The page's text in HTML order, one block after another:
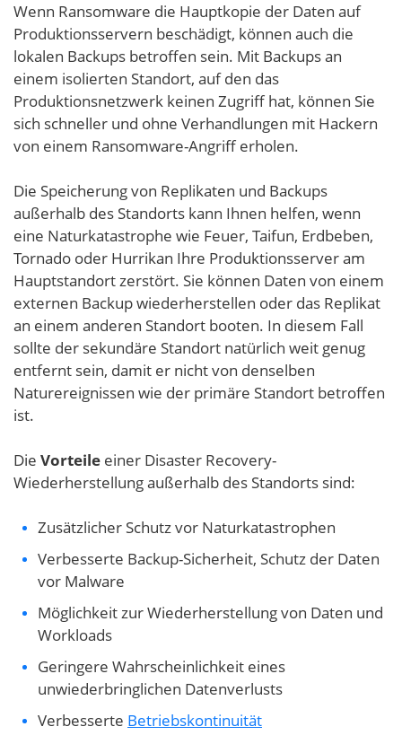
Wenn Ransomware die Hauptkopie der Daten auf
Produktionsservern beschädigt, können auch die
lokalen Backups betroffen sein. Mit Backups an
einem isolierten Standort, auf den das
Produktionsnetzwerk keinen Zugriff hat, können Sie
sich schneller und ohne Verhandlungen mit Hackern
von einem Ransomware-Angriff erholen.
Die Speicherung von Replikaten und Backups
außerhalb des Standorts kann Ihnen helfen, wenn
eine Naturkatastrophe wie Feuer, Taifun, Erdbeben,
Tornado oder Hurrikan Ihre Produktionsserver am
Hauptstandort zerstört. Sie können Daten von einem
externen Backup wiederherstellen oder das Replikat
an einem anderen Standort booten. In diesem Fall
sollte der sekundäre Standort natürlich weit genug
entfernt sein, damit er nicht von denselben
Naturereignissen wie der primäre Standort betroffen
ist.
Die Vorteile einer Disaster Recovery-
Wiederherstellung außerhalb des Standorts sind:
Zusätzlicher Schutz vor Naturkatastrophen
Verbesserte Backup-Sicherheit, Schutz der Daten
vor Malware
Möglichkeit zur Wiederherstellung von Daten und
Workloads
Geringere Wahrscheinlichkeit eines
unwiederbringlichen Datenverlusts
Verbesserte Betriebskontinuität